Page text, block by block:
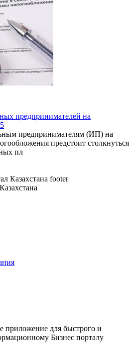
предпринимателей на
предпринимателям (ИП) на
предстоит столкнуться
пл
приложение для быстрого и
Бизнес порталу